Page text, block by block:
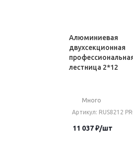
Алюминиевая
двухсекционная
лестница 2*12
Много
Артикул: RUS8212
11 037₽/шт